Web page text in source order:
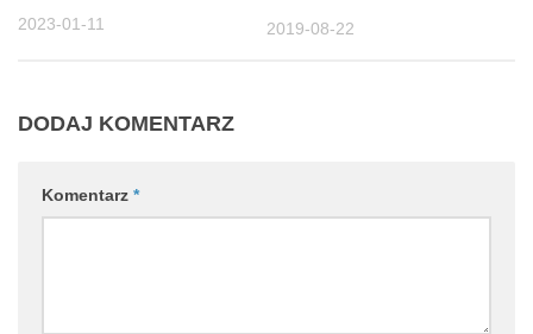
2023-01-11 2019-08-22
DODAJ KOMENTARZ
Komentarz *